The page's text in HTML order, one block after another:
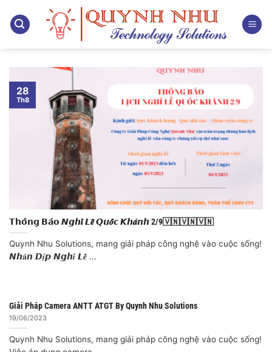
qua
dung
𝗧𝗵𝗼̂𝗻𝗴 𝗕𝗮́𝗼 𝙉𝙜𝙝𝒊̉ 𝙇𝒆̂̃ 𝙌𝙪𝒐̂́𝙘 𝙆𝙝𝒂́𝙣𝙝 2/9🇻🇳🇻🇳🇻🇳
Quynh Nhu Solutions, mang giải pháp công nghệ vào cuộc sống!
𝙉𝙝𝐚̂𝙣 𝘿𝒊̣𝙥 𝙉𝙜𝙝𝒊̉ 𝙇𝒆̂̃ ...
28
Th8
Giải Pháp Camera ANTT ATGT By Quynh Nhu Solutions
19/06/2023
Quynh Nhu Solutions, mang giải pháp công nghệ vào cuộc sống!